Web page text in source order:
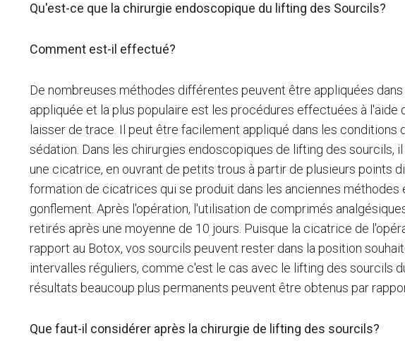
Qu'est-ce que la chirurgie endoscopique du lifting des Sourcils?
Comment est-il effectué?
De nombreuses méthodes différentes peuvent être appliquées
appliquée et la plus populaire est les procédures effectuées à
laisser de trace. Il peut être facilement appliqué dans les
sédation. Dans les chirurgies endoscopiques de lifting des
une cicatrice, en ouvrant de petits trous à partir de plusieurs points
formation de cicatrices qui se produit dans les anciennes
gonflement. Après l'opération, l'utilisation de comprimés
retirés après une moyenne de 10 jours. Puisque la cicatrice de
rapport au Botox, vos sourcils peuvent rester dans la position
intervalles réguliers, comme c'est le cas avec le lifting des sourcils
résultats beaucoup plus permanents peuvent être obtenus par
Que faut-il considérer après la chirurgie de lifting des sourcils?